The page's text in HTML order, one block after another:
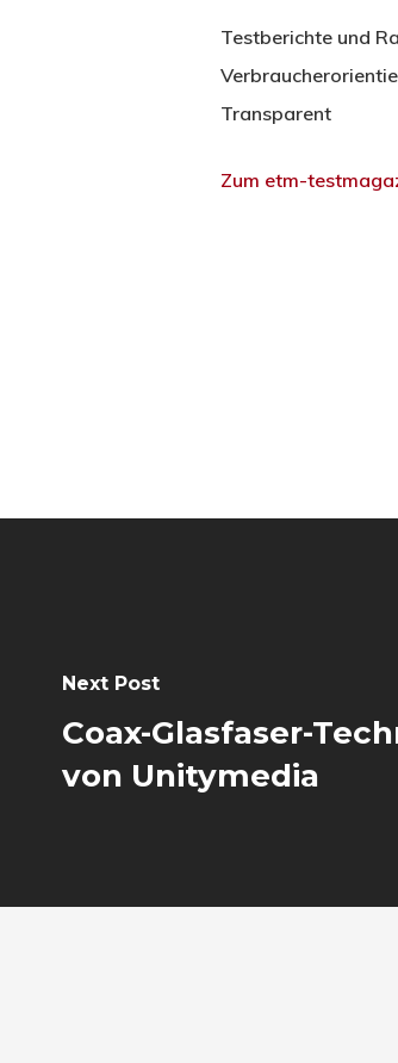
Testberichte und
Transparent
Zum etm-
Next Post
Coax-Glasfaser-
von Unitymedia